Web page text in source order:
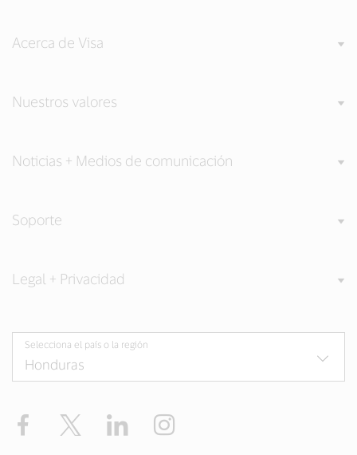
Acerca de Visa
Nuestros valores
Noticias + Medios de comunicación
Soporte
Legal + Privacidad
Selecciona el país o la región
Facebook Twitter LinkedIn